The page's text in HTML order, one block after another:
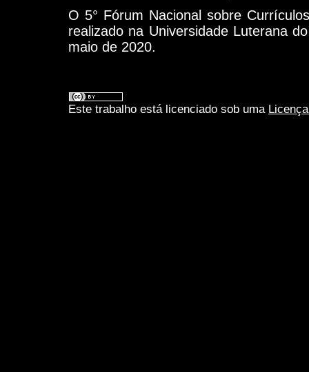
O 5° Fórum Nacional sobre
realizado na Universidade Luterana
maio de 2020.
Este trabalho está licenciado sob uma